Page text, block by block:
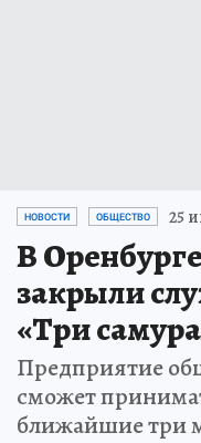
НОВОСТИ ОБЩЕСТВО 25
В
закрыли
«Три
Предприятие
сможет
ближайшие три